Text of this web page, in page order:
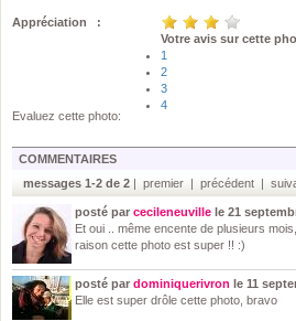
Appréciation :
Evaluez cette photo:
Votre avis sur cette
1
2
3
4
COMMENTAIRES
messages 1-2 de 2 | premier | précédent |
posté par cecileneuville le 21
Et oui .. même encente de plusieurs
raison cette photo est super !! :)
posté par dominiquerivron le 11
Elle est super drôle cette photo, bravo